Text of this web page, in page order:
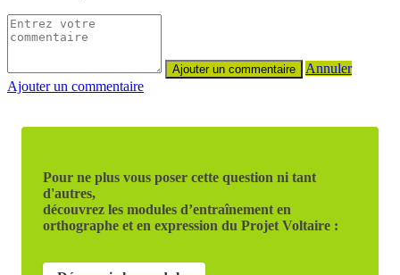
Annuler
Ajouter un commentaire
Pour ne plus vous poser cette question ni tant
d'autres,
découvrez les modules d’entraînement en
orthographe et en expression du Projet Voltaire :